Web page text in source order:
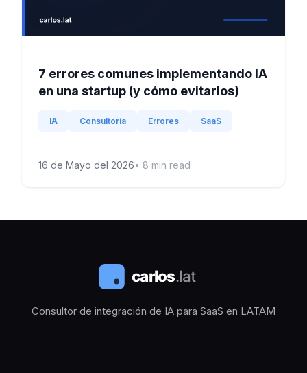
7 errores comunes implementando IA
en una startup (y cómo evitarlos)
IA Consultoría Errores SaaS
16 de Mayo del 2026• 8 min read
Consultor de integración de IA para SaaS en LATAM